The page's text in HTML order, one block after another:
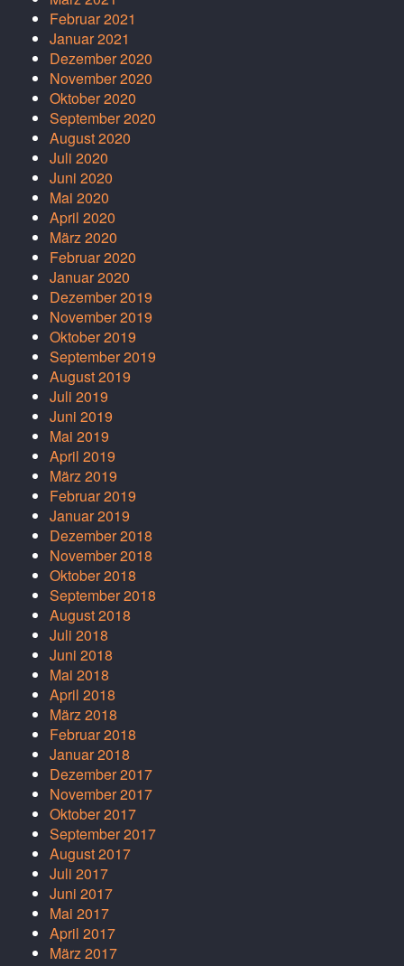
Februar 2021
Januar 2021
Dezember 2020
November 2020
Oktober 2020
September 2020
August 2020
Juli 2020
Juni 2020
Mai 2020
April 2020
März 2020
Februar 2020
Januar 2020
Dezember 2019
November 2019
Oktober 2019
September 2019
August 2019
Juli 2019
Juni 2019
Mai 2019
April 2019
März 2019
Februar 2019
Januar 2019
Dezember 2018
November 2018
Oktober 2018
September 2018
August 2018
Juli 2018
Juni 2018
Mai 2018
April 2018
März 2018
Februar 2018
Januar 2018
Dezember 2017
November 2017
Oktober 2017
September 2017
August 2017
Juli 2017
Juni 2017
Mai 2017
April 2017
März 2017